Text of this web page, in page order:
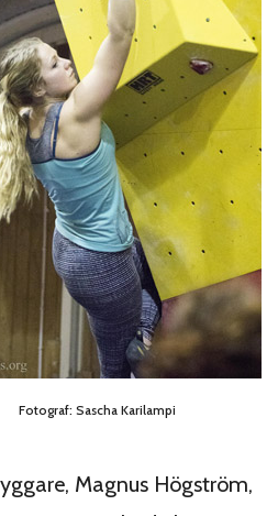
Fotograf: Sascha Karilampi
Magnus Högström,